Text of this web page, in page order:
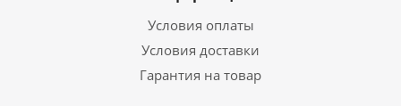
Условия оплаты
Условия доставки
Гарантия на товар